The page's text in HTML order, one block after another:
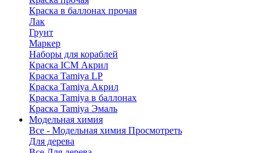
Краска в баллонах прочая
Лак
Грунт
Маркер
Наборы для кораблей
Краска ICM Акрил
Краска Tamiya LP
Краска Tamiya Акрил
Краска Tamiya в баллонах
Краска Tamiya Эмаль
Модельная химия
Все - Модельная химия Просмотреть
Для дерева